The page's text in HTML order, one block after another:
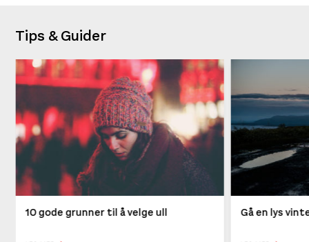
Tips & Guider
10 gode grunner til å velge ull Gå en lys